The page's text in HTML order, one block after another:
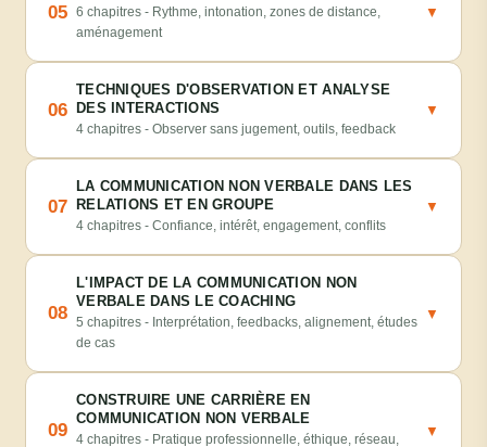
05 6 chapitres - Rythme, intonation, zones de distance,
aménagement
▼
06
TECHNIQUES D'OBSERVATION ET ANALYSE
DES INTERACTIONS
4 chapitres - Observer sans jugement, outils, feedback
▼
07
LA COMMUNICATION NON VERBALE DANS LES
RELATIONS ET EN GROUPE
4 chapitres - Confiance, intérêt, engagement, conflits
▼
08
L'IMPACT DE LA COMMUNICATION NON
VERBALE DANS LE COACHING
5 chapitres - Interprétation, feedbacks, alignement, études
de cas
▼
09
CONSTRUIRE UNE CARRIÈRE EN
COMMUNICATION NON VERBALE
4 chapitres - Pratique professionnelle, éthique, réseau,
▼